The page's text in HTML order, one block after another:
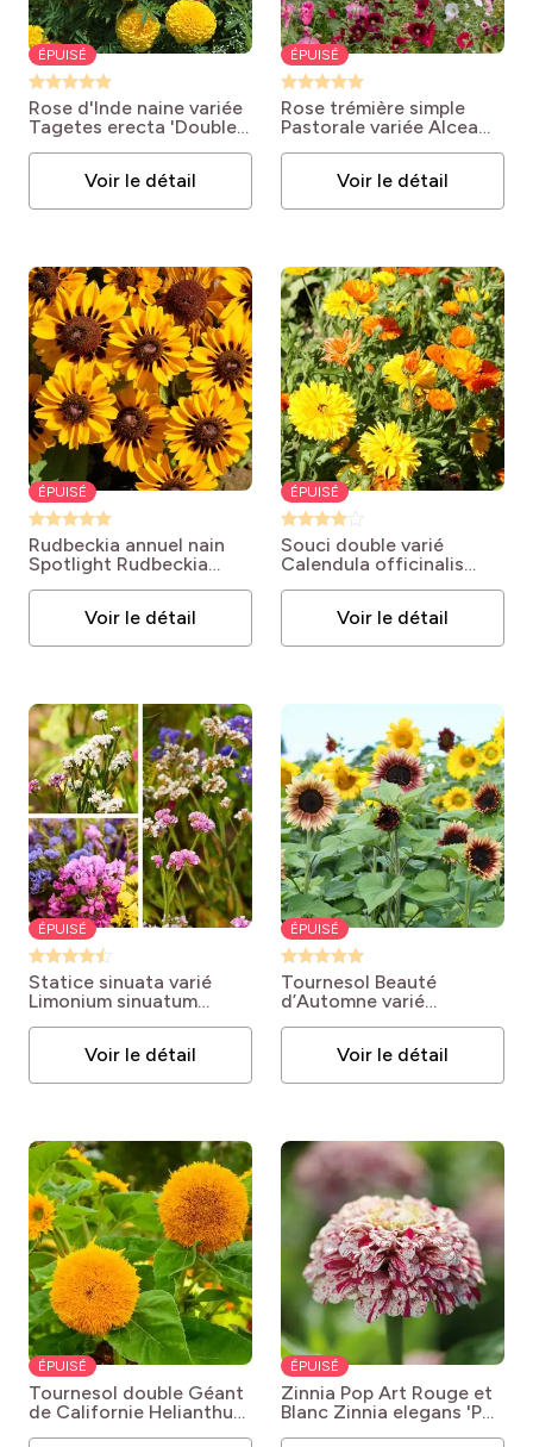
ÉPUISÉ
Rose d'Inde naine variée
Tagetes erecta 'Double
Voir le détail
ÉPUISÉ
Rose trémière simple
Pastorale variée Alcea
Voir le détail
ÉPUISÉ
Rudbeckia annuel nain
Spotlight Rudbeckia
Voir le détail
ÉPUISÉ
Souci double varié
Calendula officinalis
Voir le détail
ÉPUISÉ
Statice sinuata varié
Limonium sinuatum
Voir le détail
ÉPUISÉ
Tournesol Beauté
d’Automne varié
Voir le détail
ÉPUISÉ
Tournesol double Géant
de Californie Helianthus
ÉPUISÉ
Zinnia Pop Art Rouge et
Blanc Zinnia elegans 'Pop